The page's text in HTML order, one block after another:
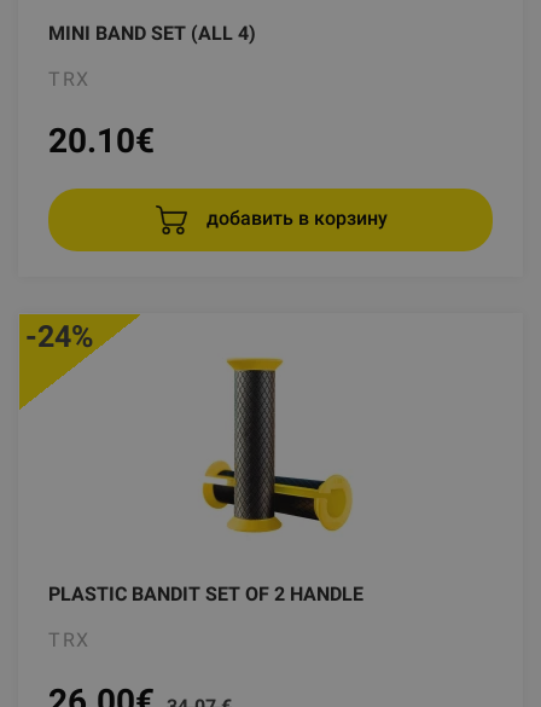
MINI BAND SET (ALL 4)
TRX
20.10€
добавить в корзину
PLASTIC BANDIT SET OF 2 HANDLE
TRX
-24%